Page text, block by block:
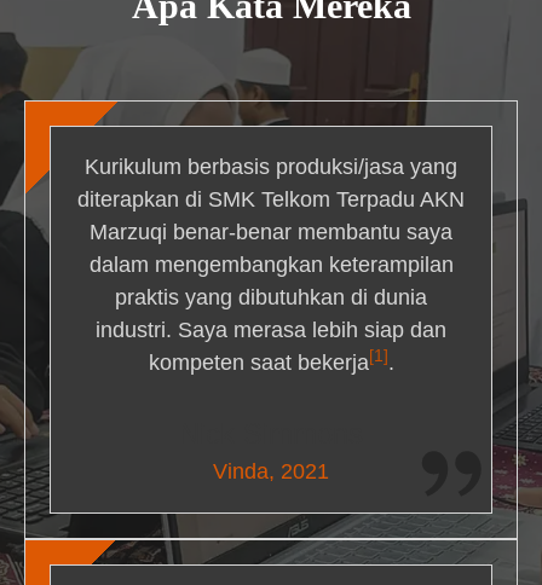
Kurikulum berbasis produksi/jasa yang
diterapkan di SMK Telkom Terpadu AKN
Marzuqi benar-benar membantu saya
dalam mengembangkan keterampilan
praktis yang dibutuhkan di dunia
industri. Saya merasa lebih siap dan
kompeten saat bekerja[1] .
Vinda, 2021